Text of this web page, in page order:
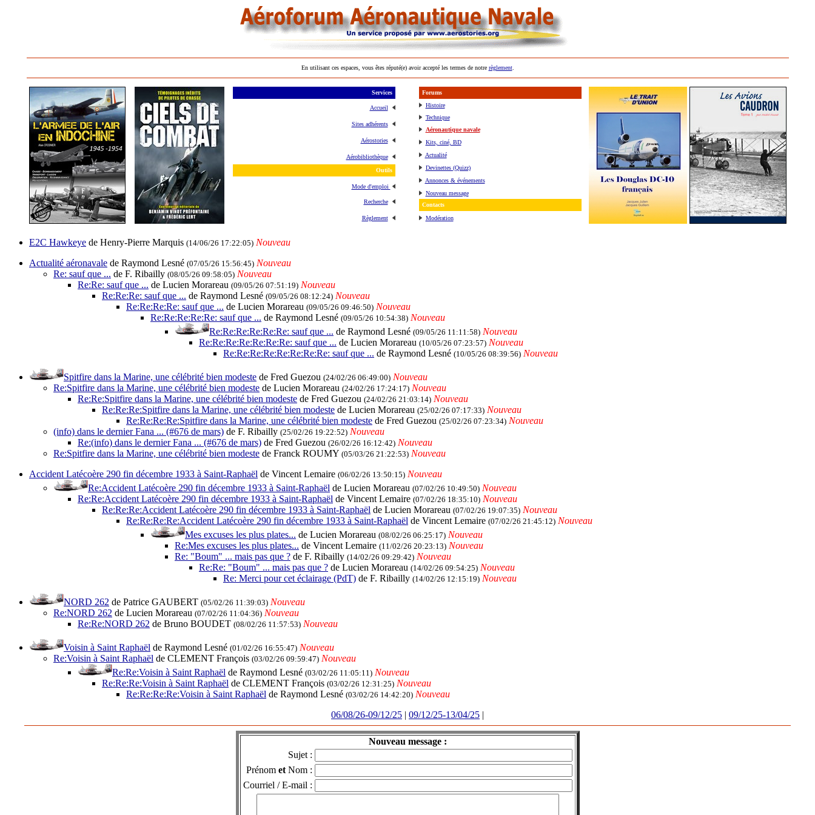
En utilisant ces espaces, vous êtes réputé(e) avoir accepté les termes de notre règlement.
Services
Accueil
Sites adhérents
Aérostories
Aérobibliothèque
Outils
Mode d'emploi
Recherche
Règlement
Forums
Histoire
Technique
Aéronautique navale
Kits, ciné, BD
Actualité
Devinettes (Quizz)
Annonces & événements
Nouveau message
Contacts
Modération
E2C Hawkeye de Henry-Pierre Marquis (14/06/26 17:22:05) Nouveau
Actualité aéronavale de Raymond Lesné (07/05/26 15:56:45) Nouveau
Re: sauf que ... de F. Ribailly (08/05/26 09:58:05) Nouveau
Re:Re: sauf que ... de Lucien Morareau (09/05/26 07:51:19) Nouveau
Re:Re:Re: sauf que ... de Raymond Lesné (09/05/26 08:12:24) Nouveau
Re:Re:Re:Re: sauf que ... de Lucien Morareau (09/05/26 09:46:50) Nouveau
Re:Re:Re:Re:Re: sauf que ... de Raymond Lesné (09/05/26 10:54:38) Nouveau
Re:Re:Re:Re:Re:Re: sauf que ... de Raymond Lesné (09/05/26 11:11:58) Nouveau
Re:Re:Re:Re:Re:Re:Re: sauf que ... de Lucien Morareau (10/05/26 07:23:57) Nouveau
Re:Re:Re:Re:Re:Re:Re:Re: sauf que ... de Raymond Lesné (10/05/26 08:39:56) Nouveau
Spitfire dans la Marine, une célébrité bien modeste de Fred Guezou (24/02/26 06:49:00) Nouveau
Re:Spitfire dans la Marine, une célébrité bien modeste de Lucien Morareau (24/02/26 17:24:17) Nouveau
Re:Re:Spitfire dans la Marine, une célébrité bien modeste de Fred Guezou (24/02/26 21:03:14) Nouveau
Re:Re:Re:Spitfire dans la Marine, une célébrité bien modeste de Lucien Morareau (25/02/26 07:17:33) Nouveau
Re:Re:Re:Re:Spitfire dans la Marine, une célébrité bien modeste de Fred Guezou (25/02/26 07:23:34) Nouveau
(info) dans le dernier Fana ... (#676 de mars) de F. Ribailly (25/02/26 19:22:52) Nouveau
Re:(info) dans le dernier Fana ... (#676 de mars) de Fred Guezou (26/02/26 16:12:42) Nouveau
Re:Spitfire dans la Marine, une célébrité bien modeste de Franck ROUMY (05/03/26 21:22:53) Nouveau
Accident Latécoère 290 fin décembre 1933 à Saint-Raphaël de Vincent Lemaire (06/02/26 13:50:15) Nouveau
Re:Accident Latécoère 290 fin décembre 1933 à Saint-Raphaël de Lucien Morareau (07/02/26 10:49:50) Nouveau
Re:Re:Accident Latécoère 290 fin décembre 1933 à Saint-Raphaël de Vincent Lemaire (07/02/26 18:35:10) Nouveau
Re:Re:Re:Accident Latécoère 290 fin décembre 1933 à Saint-Raphaël de Lucien Morareau (07/02/26 19:07:35) Nouveau
Re:Re:Re:Re:Accident Latécoère 290 fin décembre 1933 à Saint-Raphaël de Vincent Lemaire (07/02/26 21:45:12) Nouveau
Mes excuses les plus plates... de Lucien Morareau (08/02/26 06:25:17) Nouveau
Re:Mes excuses les plus plates... de Vincent Lemaire (11/02/26 20:23:13) Nouveau
Re: "Boum" ... mais pas que ? de F. Ribailly (14/02/26 09:29:42) Nouveau
Re:Re: "Boum" ... mais pas que ? de Lucien Morareau (14/02/26 09:54:25) Nouveau
Re: Merci pour cet éclairage (PdT) de F. Ribailly (14/02/26 12:15:19) Nouveau
NORD 262 de Patrice GAUBERT (05/02/26 11:39:03) Nouveau
Re:NORD 262 de Lucien Morareau (07/02/26 11:04:36) Nouveau
Re:Re:NORD 262 de Bruno BOUDET (08/02/26 11:57:53) Nouveau
Voisin à Saint Raphaël de Raymond Lesné (01/02/26 16:55:47) Nouveau
Re:Voisin à Saint Raphaël de CLEMENT François (03/02/26 09:59:47) Nouveau
Re:Re:Voisin à Saint Raphaël de Raymond Lesné (03/02/26 11:05:11) Nouveau
Re:Re:Re:Voisin à Saint Raphaël de CLEMENT François (03/02/26 12:31:25) Nouveau
Re:Re:Re:Re:Voisin à Saint Raphaël de Raymond Lesné (03/02/26 14:42:20) Nouveau
06/08/26-09/12/25 | 09/12/25-13/04/25 |
Nouveau message :
Sujet :
Prénom et Nom :
Courriel / E-mail :